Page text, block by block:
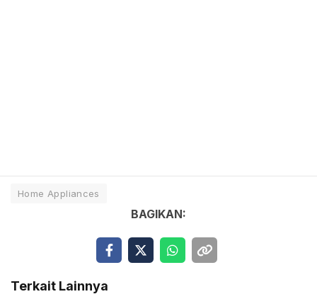
Home Appliances
BAGIKAN:
Terkait Lainnya